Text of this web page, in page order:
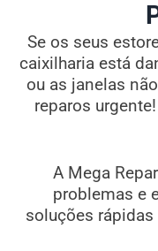
Se os seus
caixilharia está
ou as janelas
reparos
A Mega
problemas e
soluções rápidas